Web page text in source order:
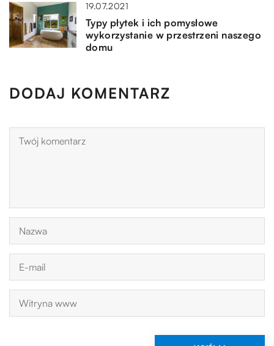
19.07.2021
Typy płytek i ich pomysłowe
wykorzystanie w przestrzeni naszego
domu
DODAJ KOMENTARZ